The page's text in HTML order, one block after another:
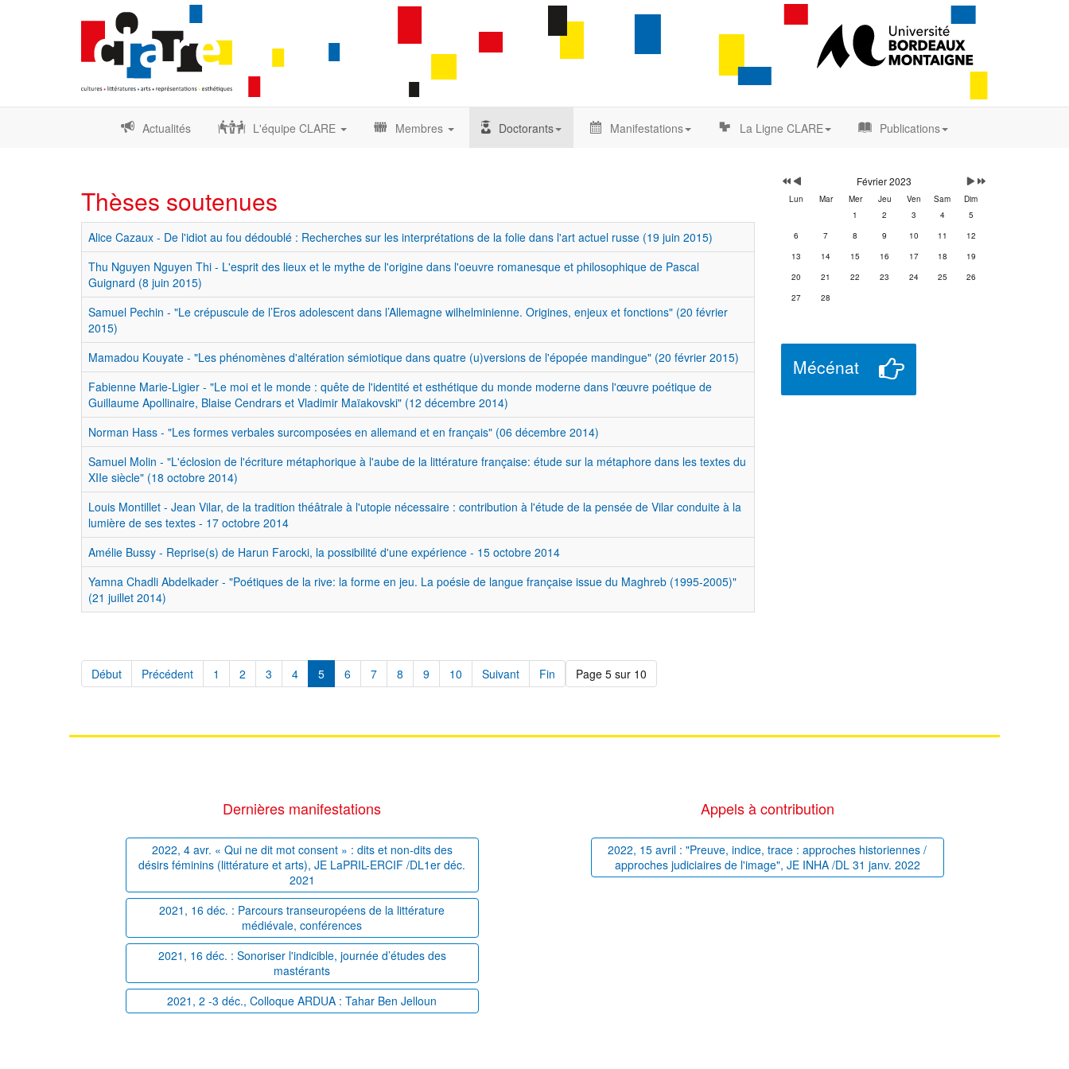
Actualités L'équipe CLARE Membres Doctorants Manifestations La Ligne CLARE Publications
Thèses soutenues
Alice Cazaux - De l'idiot au fou dédoublé : Recherches sur les interprétations de la folie dans l'art actuel russe (19 juin 2015)
Thu Nguyen Nguyen Thi - L'esprit des lieux et le mythe de l'origine dans l'oeuvre romanesque et philosophique de Pascal
Guignard (8 juin 2015)
Samuel Pechin - "Le crépuscule de l’Eros adolescent dans l’Allemagne wilhelminienne. Origines, enjeux et fonctions" (20 février
2015)
Mamadou Kouyate - "Les phénomènes d'altération sémiotique dans quatre (u)versions de l'épopée mandingue" (20 février 2015)
Fabienne Marie-Ligier - "Le moi et le monde : quête de l'identité et esthétique du monde moderne dans l'œuvre poétique de
Guillaume Apollinaire, Blaise Cendrars et Vladimir Maïakovski" (12 décembre 2014)
Norman Hass - "Les formes verbales surcomposées en allemand et en français" (06 décembre 2014)
Samuel Molin - "L'éclosion de l'écriture métaphorique à l'aube de la littérature française: étude sur la métaphore dans les textes du
XIIe siècle" (18 octobre 2014)
Louis Montillet - Jean Vilar, de la tradition théâtrale à l'utopie nécessaire : contribution à l'étude de la pensée de Vilar conduite à la
lumière de ses textes - 17 octobre 2014
Amélie Bussy - Reprise(s) de Harun Farocki, la possibilité d'une expérience - 15 octobre 2014
Yamna Chadli Abdelkader - "Poétiques de la rive: la forme en jeu. La poésie de langue française issue du Maghreb (1995-2005)"
(21 juillet 2014)
Page 5 sur 10
Début Précédent 1 2 3 4 5 6 7 8 9 10 Suivant Fin
Février 2023
Lun Mar Mer Jeu Ven Sam
Dim
1
2 3 4
5
6
7 8 9 10 11
12
13
14 15 16 17 18
19
20
21 22 23 24 25
26
27
28
Mécénat
Dernières manifestations
2022, 4 avr. « Qui ne dit mot consent » : dits et non-dits des
désirs féminins (littérature et arts), JE LaPRIL-ERCIF /DL1er déc.
2021
2021, 16 déc. : Parcours transeuropéens de la littérature
médiévale, conférences
2021, 16 déc. : Sonoriser l'indicible, journée d’études des
mastérants
2021, 2 -3 déc., Colloque ARDUA : Tahar Ben Jelloun
Appels à contribution
2022, 15 avril : "Preuve, indice, trace : approches historiennes /
approches judiciaires de l'image", JE INHA /DL 31 janv. 2022